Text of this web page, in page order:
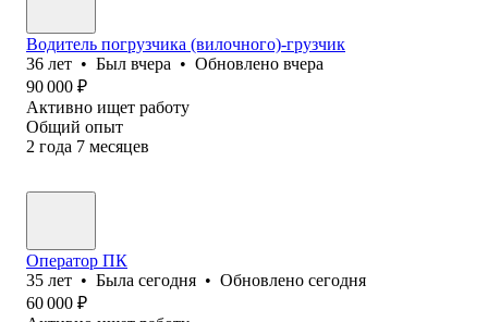
Водитель погрузчика (вилочного)-грузчик
36 лет • Был вчера • Обновлено вчера
90 000 ₽
Активно ищет работу
Общий опыт
2 года 7 месяцев
Оператор ПК
35 лет • Была сегодня • Обновлено сегодня
60 000 ₽